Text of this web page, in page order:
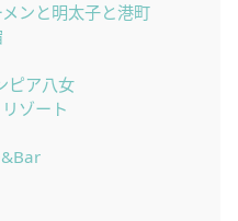
ンと明太子と港町
ピア八女
ゾート